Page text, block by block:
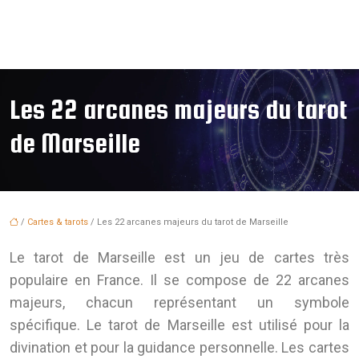
Les 22 arcanes majeurs du tarot
de Marseille
/ Cartes & tarots / Les 22 arcanes majeurs du tarot de Marseille
Le tarot de Marseille est un jeu de cartes très
populaire en France. Il se compose de 22 arcanes
majeurs, chacun représentant un symbole
spécifique. Le tarot de Marseille est utilisé pour la
divination et pour la guidance personnelle. Les cartes